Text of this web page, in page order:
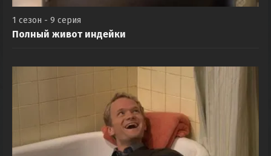
1 сезон - 9 серия
Полный живот индейки